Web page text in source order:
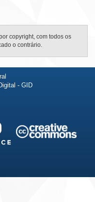
copyright, com todos os
o contrário.
- GID